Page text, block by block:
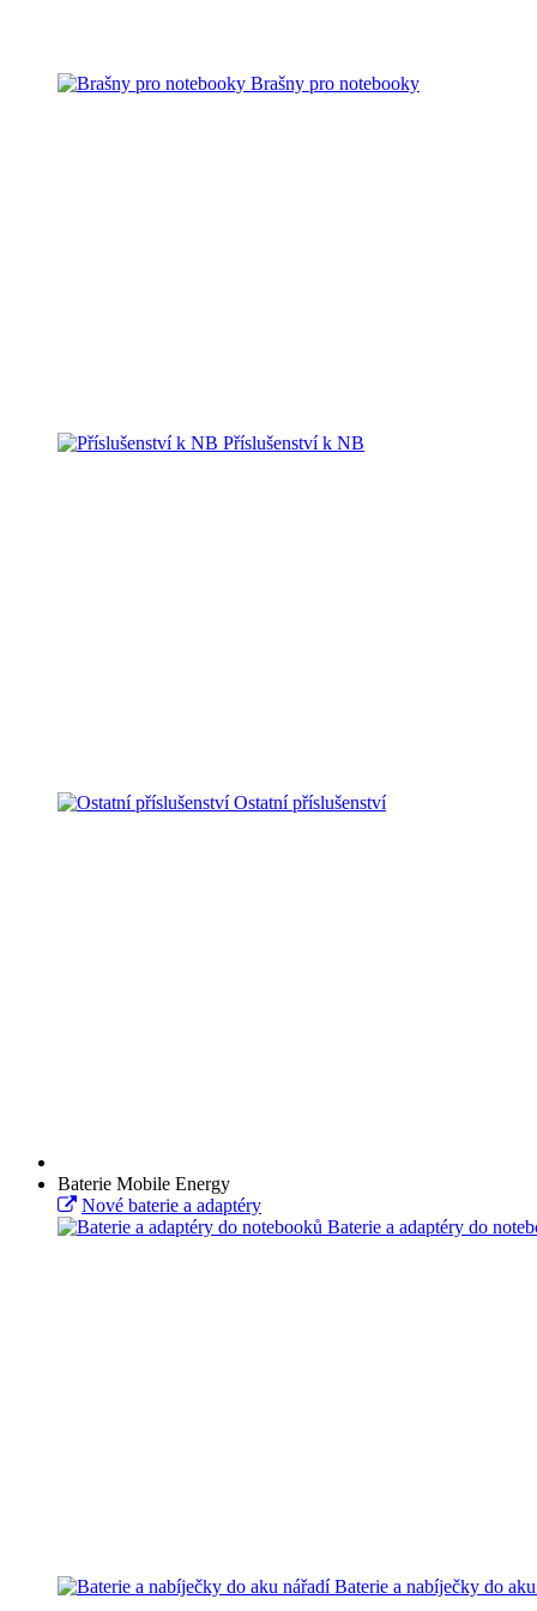
Brašny pro notebooky
Příslušenství k NB
Ostatní příslušenství
Baterie Mobile Energy
Nové baterie a adaptéry
Baterie a adaptéry do
Baterie a nabíječky do